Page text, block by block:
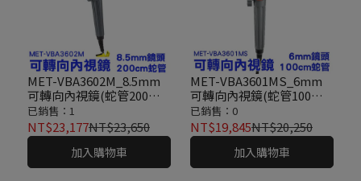
MET-VBA3602M_8.5mm
可轉向內視鏡(蛇管200公
分)
已銷售：1
NT$23,177NT$23,650
加入購物車
MET-VBA3601MS_6mm
可轉向內視鏡(蛇管100公
分)
已銷售：0
NT$19,845NT$20,250
加入購物車